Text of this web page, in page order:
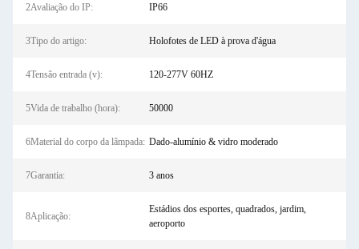
2Avaliação do IP: IP66
3Tipo do artigo: Holofotes de LED à prova d'água
4Tensão entrada (v): 120-277V 60HZ
5Vida de trabalho (hora): 50000
6Material do corpo da lâmpada: Dado-alumínio & vidro moderado
7Garantia: 3 anos
8Aplicação:
Estádios dos esportes, quadrados, jardim,
aeroporto